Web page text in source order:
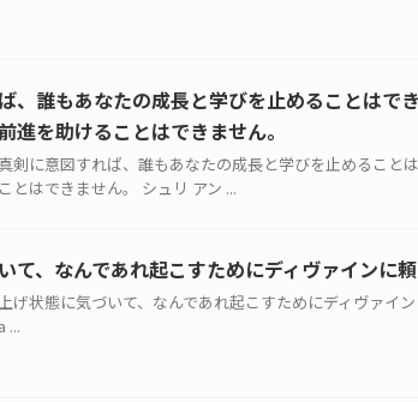
、誰もあなたの成長と学びを止めることはで
を助けることはできません。
剣に意図すれば、誰もあなたの成長と学びを止めること
とはできません。 シュリ アン ...
て、なんであれ起こすためにディヴァインに
げ状態に気づいて、なんであれ起こすためにディヴァイ
...